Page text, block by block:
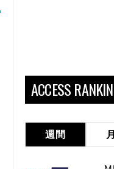
ACCESS
週間